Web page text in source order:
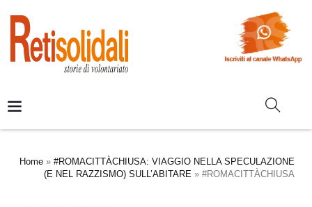
Home » #ROMACITTÀCHIUSA: VIAGGIO NELLA SPECULAZIONE
(E NEL RAZZISMO) SULL’ABITARE » #ROMACITTÀCHIUSA